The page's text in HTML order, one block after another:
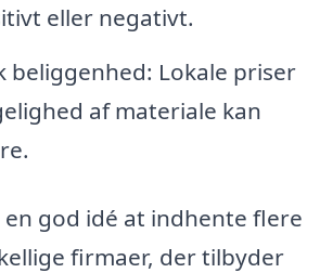
eller negativt.
beliggenhed: Lokale priser
af materiale kan
en god idé at indhente flere
firmaer, der tilbyder